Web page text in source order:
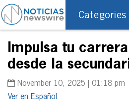
Categories
Impulsa tu
desde la
November 10, 2025 | 01:18 pm
Español